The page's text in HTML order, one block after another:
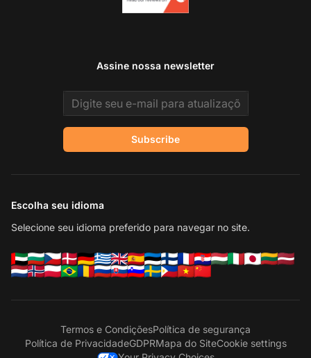
Assine nossa newsletter
Email address
Subscribe
Escolha seu idioma
Selecione seu idioma preferido para navegar no site.
Termos e CondiçõesPolítica de segurança
Política de PrivacidadeGDPRMapa do SiteCookie settings